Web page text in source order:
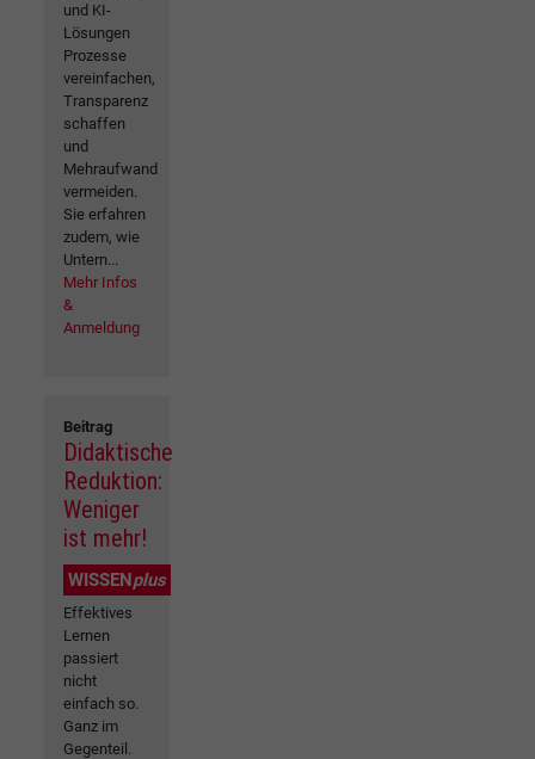
und KI-
Lösungen
Prozesse
vereinfachen,
Transparenz
schaffen
und
Mehraufwand
vermeiden.
Sie erfahren
zudem, wie
Untern...
Mehr Infos
&
Anmeldung
Beitrag
Didaktische
Reduktion:
Weniger
ist mehr!
WISSENplus
Effektives
Lernen
passiert
nicht
einfach so.
Ganz im
Gegenteil.